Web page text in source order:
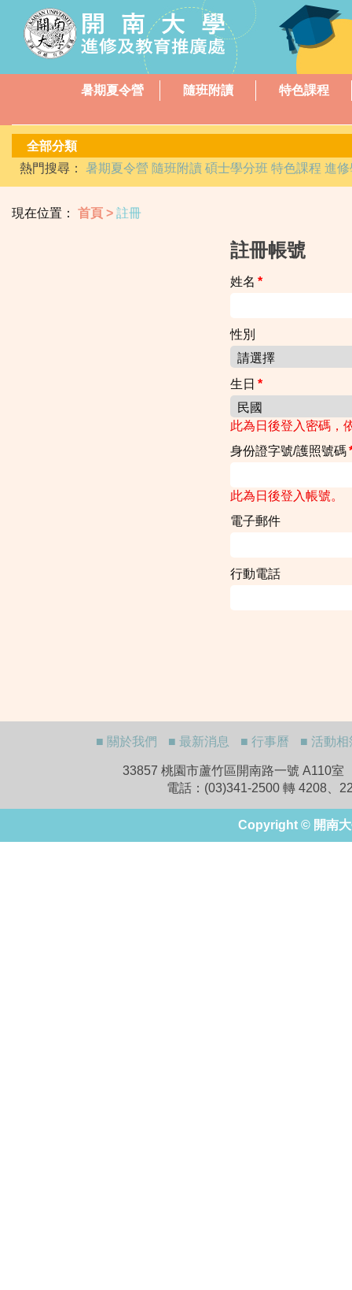
暑期夏令營 隨班附讀 特色課程
熱門搜尋： 暑期夏令營 隨班附讀 碩士學分班 特色課程 進
現在位置： 首頁 註冊
註冊帳號
姓名 *
性別
生日 *
此為日後登入密碼，
身份證字號/護照號碼
此為日後登入帳號。
電子郵件
行動電話
■ 關於我們 ■ 最新消息 ■ 行事曆 ■ 活動相
33857 桃園市蘆竹區開南路一號 A110
電話：(03)341-2500 轉 4208
Copyright © 開南